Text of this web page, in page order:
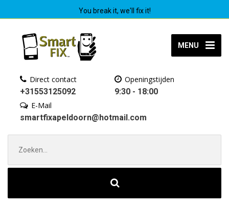
You break it, we'll fix it!
MENU
Direct contact
+31553125092
Openingstijden
9:30 - 18:00
E-Mail
smartfixapeldoorn@hotmail.com
naar: